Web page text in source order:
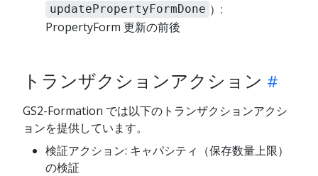
updatePropertyFormDone ）:
PropertyForm 更新の前後
トランザクションアクション
GS2-Formation では以下のトランザクションアクシ
ョンを提供しています。
検証アクション: キャパシティ（保存数量上限）
の検証